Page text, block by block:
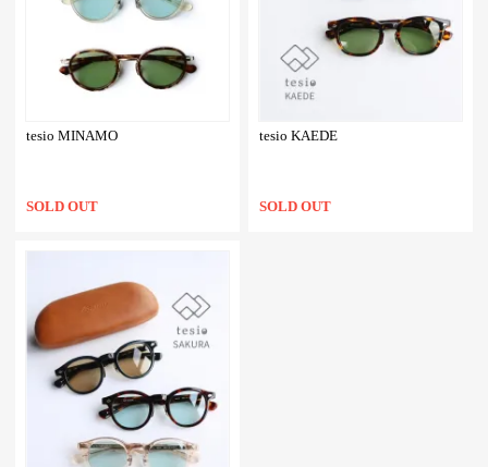
tesio MINAMO
SOLD OUT
tesio KAEDE
SOLD OUT